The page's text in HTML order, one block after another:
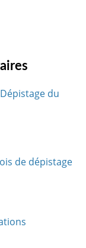
Dépistage du
de dépistage